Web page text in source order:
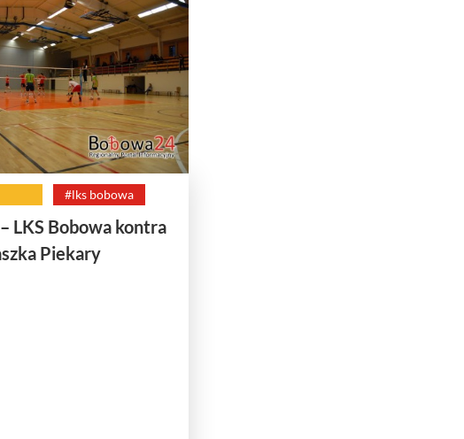
#lks bobowa
LKS Bobowa kontra
Piekary